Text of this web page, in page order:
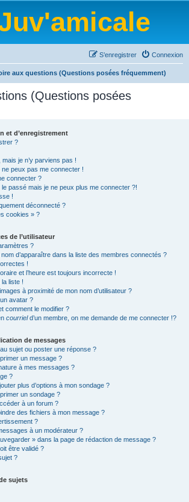
Connexion
S’enregistrer
aux questions (Questions posées fréquemment)
(Questions posées
et d’enregistrement
?
je n’y parviens pas !
peux pas me connecter !
connecter ?
passé mais je ne peux plus me connecter ?!
!
déconnecté ?
cookies » ?
de l’utilisateur
?
d’apparaître dans la liste des membres connectés ?
!
et l’heure est toujours incorrecte !
la liste !
à proximité de mon nom d’utilisateur ?
avatar ?
comment le modifier ?
courrield’un membre, on me demande de me connecter !?
de messages
sujet ou poster une réponse ?
un message ?
à mes messages ?
?
plus d’options à mon sondage ?
un sondage ?
à un forum ?
des fichiers à mon message ?
?
à un modérateur ?
» dans la page de rédaction de message ?
être validé ?
?
sujets